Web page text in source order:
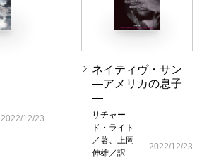
2022/12/23
ネイティヴ・サン
―アメリカの息子
―
リチャー
ド・ライト
／著、上岡
伸雄／訳
2022/12/23